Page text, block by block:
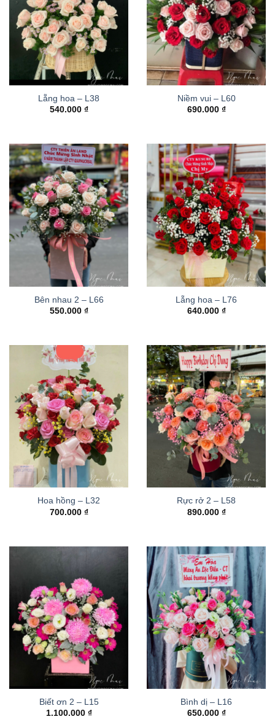
Lẵng hoa – L38
540.000 ₫
Niềm vui – L60
690.000 ₫
Bên nhau 2 – L66
550.000 ₫
Lẵng hoa – L76
640.000 ₫
Hoa hồng – L32
700.000 ₫
Rực rở 2 – L58
890.000 ₫
Biết ơn 2 – L15
1.100.000 ₫
Bình dị – L16
650.000 ₫